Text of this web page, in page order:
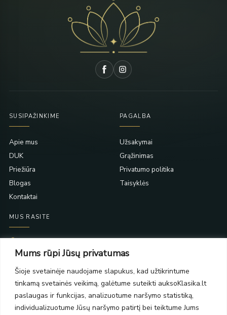
Mums rūpi Jūsų privatumas
Šioje svetainėje naudojame slapukus, kad užtikrintume
tinkamą svetainės veikimą, galėtume suteikti auksoKlasika.lt
paslaugas ir funkcijas, analizuotume naršymo statistiką,
individualizuotume Jūsų naršymo patirtį bei teiktume Jums
SUSIPAŽINKIME
Apie mus
DUK
Priežiūra
Blogas
Kontaktai
PAGALBA
Užsakymai
Grąžinimas
Privatumo politika
Taisyklės
MUS RASITE
PC Molas, Klaipėda
PC BIG 2, Klaipėda
Šilutės pl. 35
PC Banginis, Klaipėda
NAUJIENLAIŠKIS